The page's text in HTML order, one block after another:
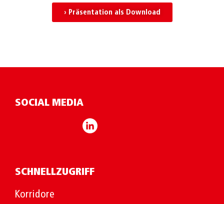
› Präsentation als Download
SOCIAL MEDIA
SCHNELLZUGRIFF
Korridore